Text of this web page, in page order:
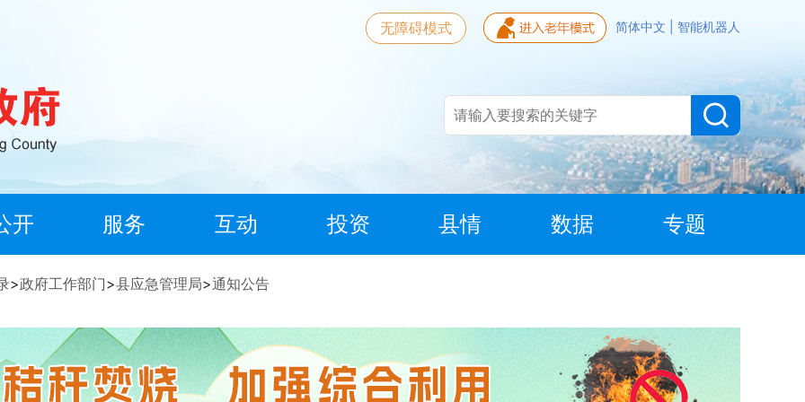
简体中文 智能机器人
无障碍模式
开 服务 互动 投资 县情 数据 专题
>政府工作部门>县应急管理局>通知公告